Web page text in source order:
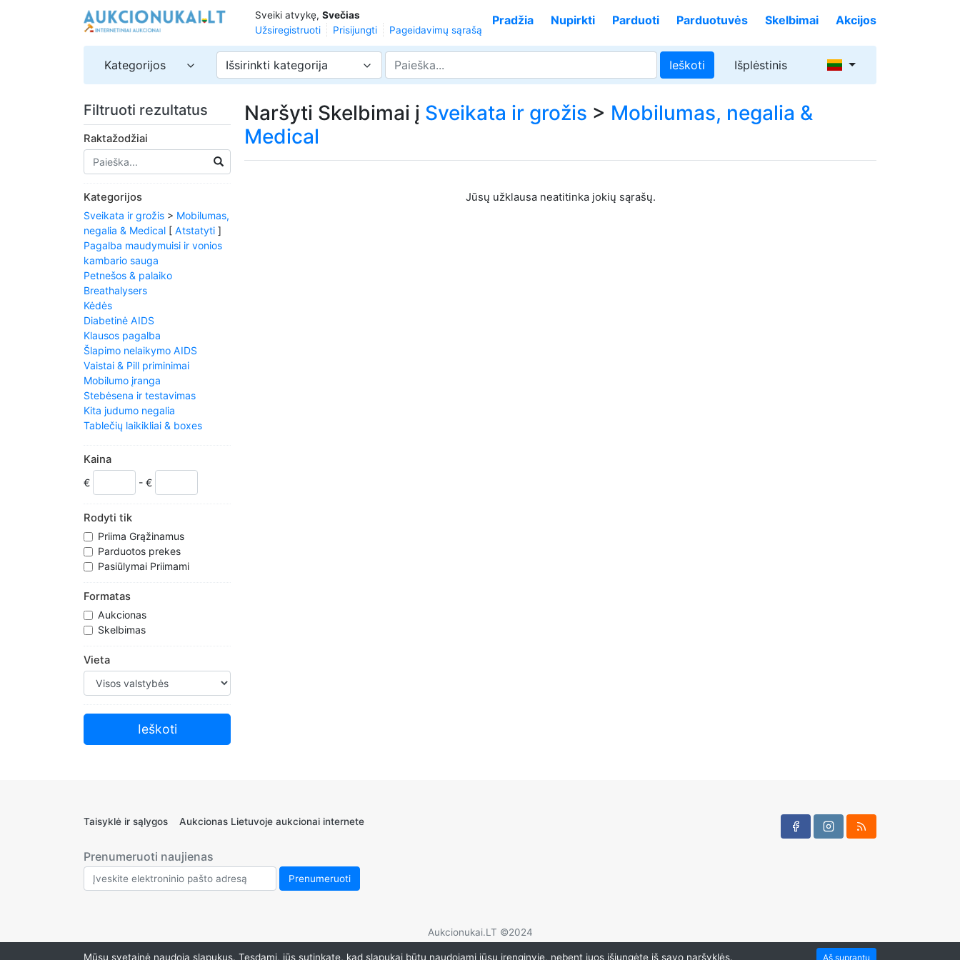
Sveiki atvykę, Svečias
Užsiregistruoti
Prisijungti Pageidavimų sąrašą
Pradžia Nupirkti Parduoti Parduotuvės Skelbimai Akcijos
Kategorijos Išsirinkti kategorija Ieškoti Išplėstinis
Filtruoti rezultatus
Raktažodžiai
Kategorijos
Sveikata ir grožis > Mobilumas,
negalia & Medical [ Atstatyti ]
Pagalba maudymuisi ir vonios
kambario sauga
Petnešos & palaiko
Breathalysers
Kėdės
Diabetinė AIDS
Klausos pagalba
Šlapimo nelaikymo AIDS
Vaistai & Pill priminimai
Mobilumo įranga
Stebėsena ir testavimas
Kita judumo negalia
Tablečių laikikliai & boxes
Kvėpavimo takų apsaugos
priemonės
Interneto naršymas AIDS
Kaina
€ - €
Rodyti tik
Priima Grąžinamus
Parduotos prekes
Pasiūlymai Priimami
Formatas
Aukcionas
Skelbimas
Vieta
Naršyti Skelbimai į Sveikata ir grožis > Mobilumas, negalia &
Medical
Jūsų užklausa neatitinka jokių sąrašų.
Taisyklė ir sąlygos Aukcionas Lietuvoje aukcionai internete
Prenumeruoti naujienas
Aukcionukai.LT ©2024
Mūsų svetainė naudoja slapukus. Tęsdami, jūs sutinkate, kad slapukai būtų naudojami jūsų įrenginyje, nebent juos išjungėte iš savo naršyklės. Aš suprantu